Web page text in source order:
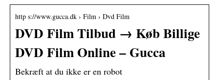
http s://www.gucca.dk › Film › Dvd Film
DVD Film Tilbud → Køb Billige
DVD Film Online – Gucca
Bekræft at du ikke er en robot